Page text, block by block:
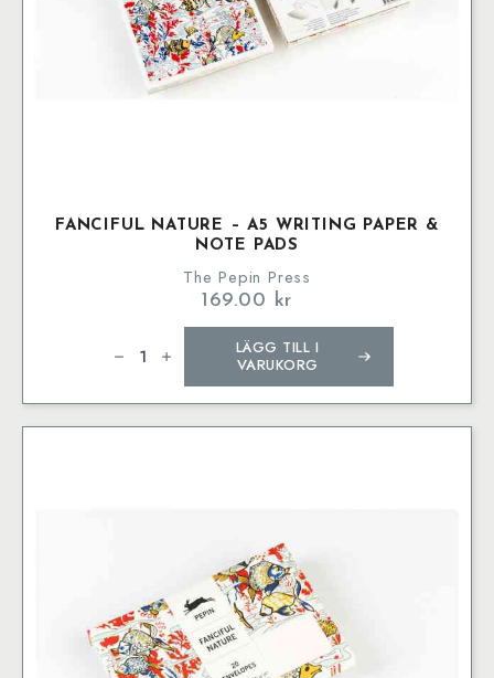
FANCIFUL NATURE – A5 WRITING PAPER &
NOTE PADS
The Pepin Press
169.00 kr
Nature
Paper
&
LÄGG TILL I
VARUKORG